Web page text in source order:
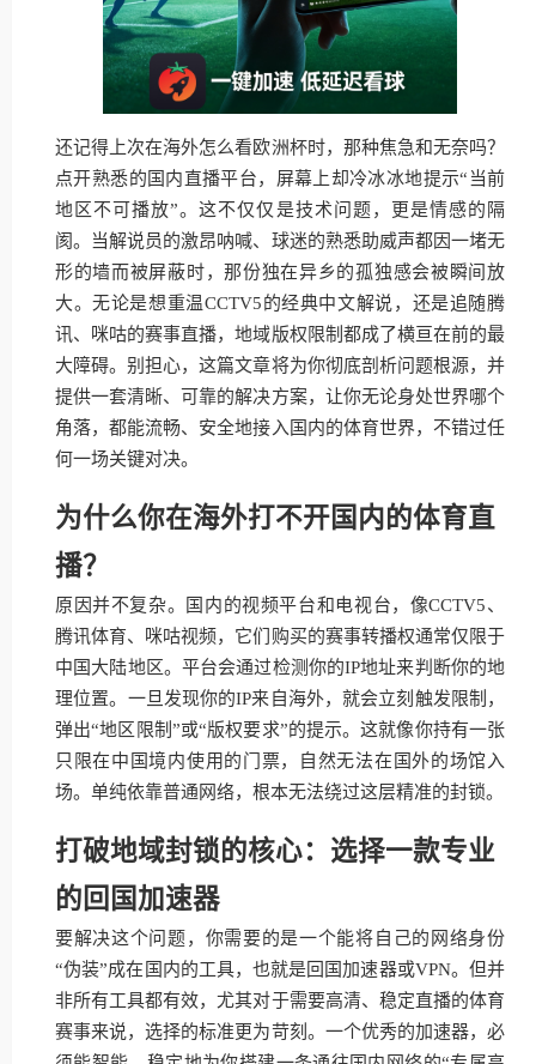
还记得上次在海外怎么看欧洲杯时，那种焦急和无奈吗？
点开熟悉的国内直播平台，屏幕上却冷冰冰地提示“当前
地区不可播放”。这不仅仅是技术问题，更是情感的隔
阂。当解说员的激昂呐喊、球迷的熟悉助威声都因一堵无
形的墙而被屏蔽时，那份独在异乡的孤独感会被瞬间放
大。无论是想重温CCTV5的经典中文解说，还是追随腾
讯、咪咕的赛事直播，地域版权限制都成了横亘在前的最
大障碍。别担心，这篇文章将为你彻底剖析问题根源，并
提供一套清晰、可靠的解决方案，让你无论身处世界哪个
角落，都能流畅、安全地接入国内的体育世界，不错过任
何一场关键对决。
为什么你在海外打不开国内的体育直
播？
原因并不复杂。国内的视频平台和电视台，像CCTV5、
腾讯体育、咪咕视频，它们购买的赛事转播权通常仅限于
中国大陆地区。平台会通过检测你的IP地址来判断你的地
理位置。一旦发现你的IP来自海外，就会立刻触发限制，
弹出“地区限制”或“版权要求”的提示。这就像你持有一张
只限在中国境内使用的门票，自然无法在国外的场馆入
场。单纯依靠普通网络，根本无法绕过这层精准的封锁。
打破地域封锁的核心：选择一款专业
的回国加速器
要解决这个问题，你需要的是一个能将自己的网络身份
“伪装”成在国内的工具，也就是回国加速器或VPN。但并
非所有工具都有效，尤其对于需要高清、稳定直播的体育
赛事来说，选择的标准更为苛刻。一个优秀的加速器，必